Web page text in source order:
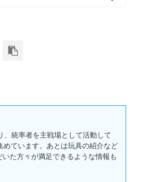
統率者を主戦場として活動して
ています。あとは玩具の紹介など
た方々が満足できるような情報も